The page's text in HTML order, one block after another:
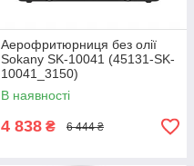
Аерофритюрниця без олії
Sokany SK-10041 (45131-SK-
10041_3150)
В наявності
4 838 ₴ 6 444 ₴